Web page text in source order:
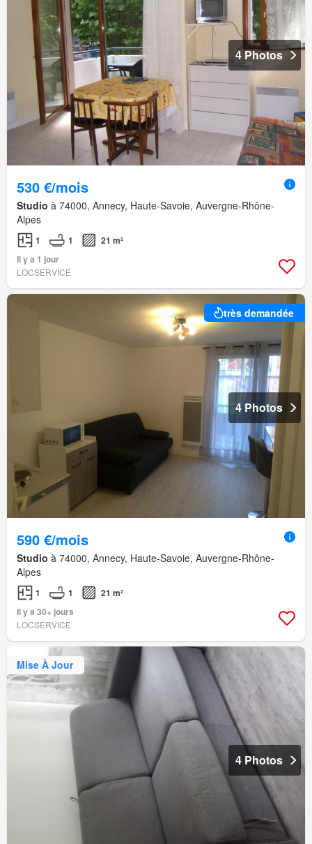
4 Photos
530 €/mois
Studio à 74000, Annecy, Haute-Savoie, Auvergne-Rhône-
Alpes
1 1
21 m²
Il y a 1 jour
LOCSERVICE
très demandée
4 Photos
590 €/mois
Studio à 74000, Annecy, Haute-Savoie, Auvergne-Rhône-
Alpes
1 1
21 m²
Il y a 30+ jours
LOCSERVICE
Mise À Jour
4 Photos